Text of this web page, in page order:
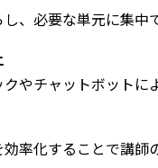
、必要な単元に集中
やチャットボットに
率化することで講師